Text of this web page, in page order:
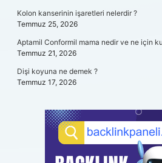
Kolon kanserinin işaretleri nelerdir ?
Temmuz 25, 2026
Aptamil Conformil mama nedir ve ne için
Temmuz 21, 2026
Dişi koyuna ne demek ?
Temmuz 17, 2026